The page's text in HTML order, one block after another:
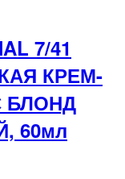
7/41
КРЕМ-
БЛОНД
60мл